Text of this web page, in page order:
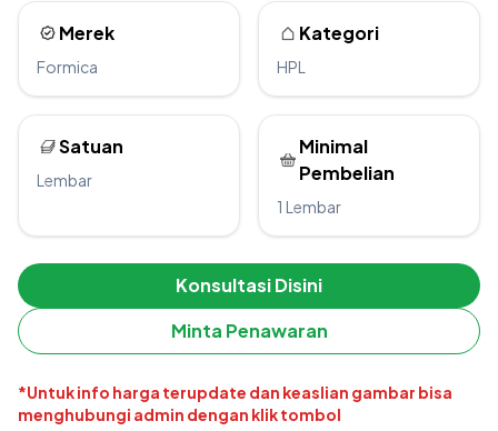
Merek
Formica
Kategori
HPL
Satuan
Lembar
Minimal
Pembelian
1 Lembar
Konsultasi Disini
Minta Penawaran
*Untuk info harga terupdate dan keaslian gambar bisa
menghubungi admin dengan klik tombol